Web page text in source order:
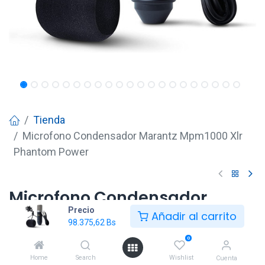
Precio
98.375,62 Bs Añadir al carrito
Home Search
0
Wishlist Cuenta
Tienda
Microfono Condensador Marantz Mpm1000 Xlr
Phantom Power
Microfono Condensador
Marantz Mpm1000 Xlr
Phantom Power